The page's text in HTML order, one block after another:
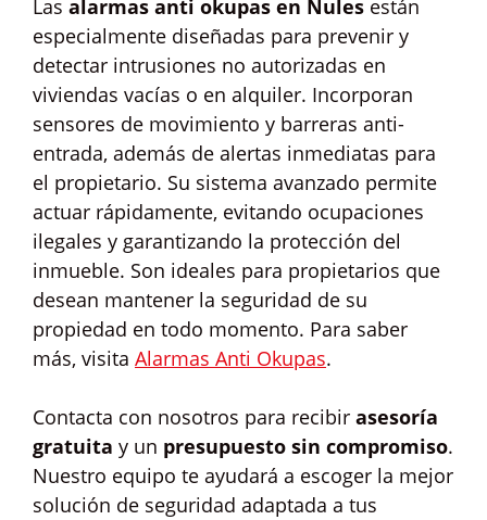
Las alarmas anti okupas en Nules están
especialmente diseñadas para prevenir y
detectar intrusiones no autorizadas en
viviendas vacías o en alquiler. Incorporan
sensores de movimiento y barreras anti-
entrada, además de alertas inmediatas para
el propietario. Su sistema avanzado permite
actuar rápidamente, evitando ocupaciones
ilegales y garantizando la protección del
inmueble. Son ideales para propietarios que
desean mantener la seguridad de su
propiedad en todo momento. Para saber
más, visita Alarmas Anti Okupas.
Contacta con nosotros para recibir asesoría
gratuita y un presupuesto sin compromiso.
Nuestro equipo te ayudará a escoger la mejor
solución de seguridad adaptada a tus